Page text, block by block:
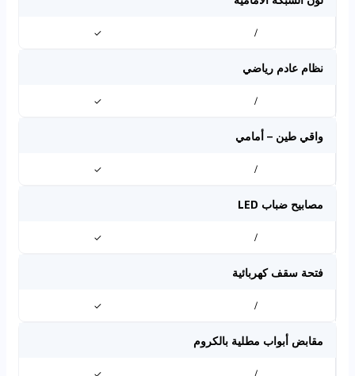
/
✓
نظام عادم رياضي
/
✓
واقي طين – أمامي
/
✓
مصابيح ضباب LED
/
✓
فتحة سقف كهربائية
/
✓
مقابض أبواب مطلية بالكروم